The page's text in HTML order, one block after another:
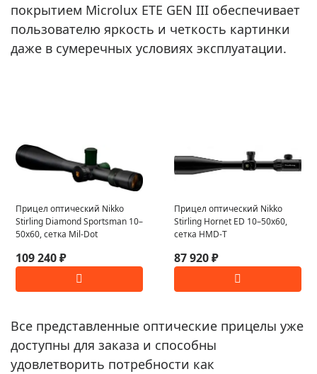
покрытием Microlux ETE GEN III обеспечивает
пользователю яркость и четкость картинки
даже в сумеречных условиях эксплуатации.
Прицел оптический Nikko
Stirling Diamond Sportsman 10–
50x60, сетка Mil-Dot
109 240 ₽
Прицел оптический Nikko
Stirling Hornet ED 10–50x60,
сетка HMD-T
87 920 ₽
Все представленные оптические прицелы уже
доступны для заказа и способны
удовлетворить потребности как